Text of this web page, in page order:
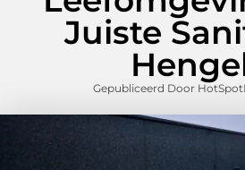
Juiste
Gepubliceerd Door